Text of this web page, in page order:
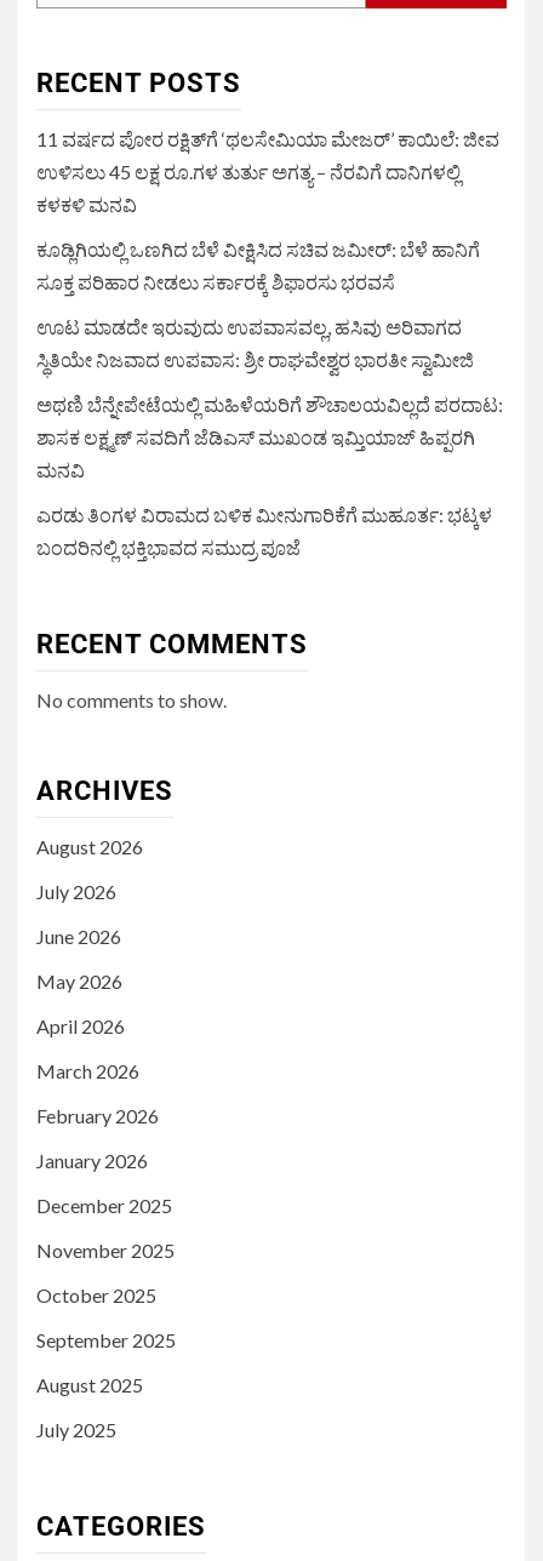
RECENT POSTS
11 ವರ್ಷದ ಪೋರ ರಕ್ಷಿತ್‌ಗೆ ‘ಥಲಸೇಮಿಯಾ ಮೇಜರ್’ ಕಾಯಿಲೆ: ಜೀವ
ಉಳಿಸಲು 45 ಲಕ್ಷ ರೂ.ಗಳ ತುರ್ತು ಅಗತ್ಯ – ನೆರವಿಗೆ ದಾನಿಗಳಲ್ಲಿ
ಕಳಕಳಿ ಮನವಿ
ಕೂಡ್ಲಿಗಿಯಲ್ಲಿ ಒಣಗಿದ ಬೆಳೆ ವೀಕ್ಷಿಸಿದ ಸಚಿವ ಜಮೀರ್: ಬೆಳೆ ಹಾನಿಗೆ
ಸೂಕ್ತ ಪರಿಹಾರ ನೀಡಲು ಸರ್ಕಾರಕ್ಕೆ ಶಿಫಾರಸು ಭರವಸೆ
ಊಟ ಮಾಡದೇ ಇರುವುದು ಉಪವಾಸವಲ್ಲ, ಹಸಿವು ಅರಿವಾಗದ
ಸ್ಥಿತಿಯೇ ನಿಜವಾದ ಉಪವಾಸ: ಶ್ರೀ ರಾಘವೇಶ್ವರ ಭಾರತೀ ಸ್ವಾಮೀಜಿ
ಅಥಣಿ ಬೆನ್ನೇಪೇಟೆಯಲ್ಲಿ ಮಹಿಳೆಯರಿಗೆ ಶೌಚಾಲಯವಿಲ್ಲದೆ ಪರದಾಟ:
ಶಾಸಕ ಲಕ್ಷ್ಮಣ್ ಸವದಿಗೆ ಜೆಡಿಎಸ್ ಮುಖಂಡ ಇಮ್ತಿಯಾಜ್ ಹಿಪ್ಪರಗಿ
ಮನವಿ
ಎರಡು ತಿಂಗಳ ವಿರಾಮದ ಬಳಿಕ ಮೀನುಗಾರಿಕೆಗೆ ಮುಹೂರ್ತ: ಭಟ್ಕಳ
ಬಂದರಿನಲ್ಲಿ ಭಕ್ತಿಭಾವದ ಸಮುದ್ರ ಪೂಜೆ
RECENT COMMENTS
No comments to show.
ARCHIVES
August 2026
July 2026
June 2026
May 2026
April 2026
March 2026
February 2026
January 2026
December 2025
November 2025
October 2025
September 2025
August 2025
July 2025
CATEGORIES